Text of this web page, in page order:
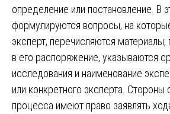
определение или постановление. В
формулируются вопросы, на
эксперт, перечисляются
в его распоряжение, указываются
исследования и наименование
или конкретного эксперта. Стороны
процесса имеют право заявлять